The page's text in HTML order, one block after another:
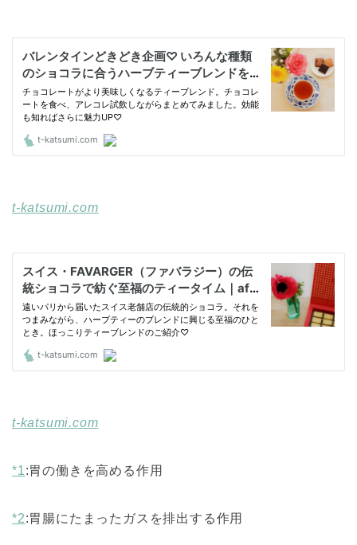
t-katsumi.com
t-katsumi.com
*1:胃の働きを高める作用
*2:胃腸にたまったガスを排出する作用